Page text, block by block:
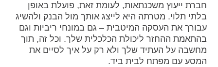
חברת ייעוץ משכנתאות, לעומת זאת, פועלת באופן
בלתי תלוי. מטרתה היא לייצג אותך מול הבנק ולהשיג
עבורך את העסקה המיטבית – גם במונחי ריביות וגם
בהתאמת ההחזר ליכולת הכלכלית שלך. וכל זה, תוך
מחשבה על העתיד שלך ולא רק על איך לסיים את
המסע עם מפתח לבית ביד.